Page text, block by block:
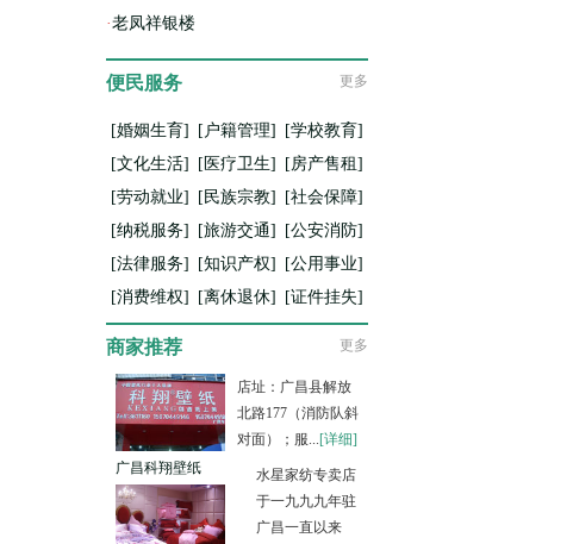
·老凤祥银楼
更多
便民服务
[婚姻生育] [户籍管理]
[学校教育]
[文化生活]
[医疗卫生]
[房产售租]
[劳动就业]
[民族宗教]
[社会保障]
[纳税服务]
[旅游交通]
[公安消防]
[法律服务]
[知识产权]
[公用事业]
[消费维权]
[离休退休] [证件挂失]
更多
商家推荐
广昌科翔壁纸
店址：广昌县解放
北路177（消防队斜
对面）；服...[详细]
水星家纺专卖店
于一九九九年驻
广昌一直以来